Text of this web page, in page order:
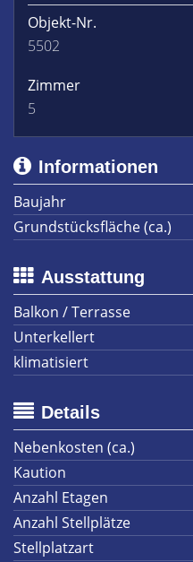
Objekt-Nr.
5502
Zimmer
5
Informationen
Baujahr
Grundstücksfläche (ca.)
Ausstattung
Balkon / Terrasse
Unterkellert
klimatisiert
Details
Nebenkosten (ca.)
Kaution
Anzahl Etagen
Anzahl Stellplätze
Stellplatzart